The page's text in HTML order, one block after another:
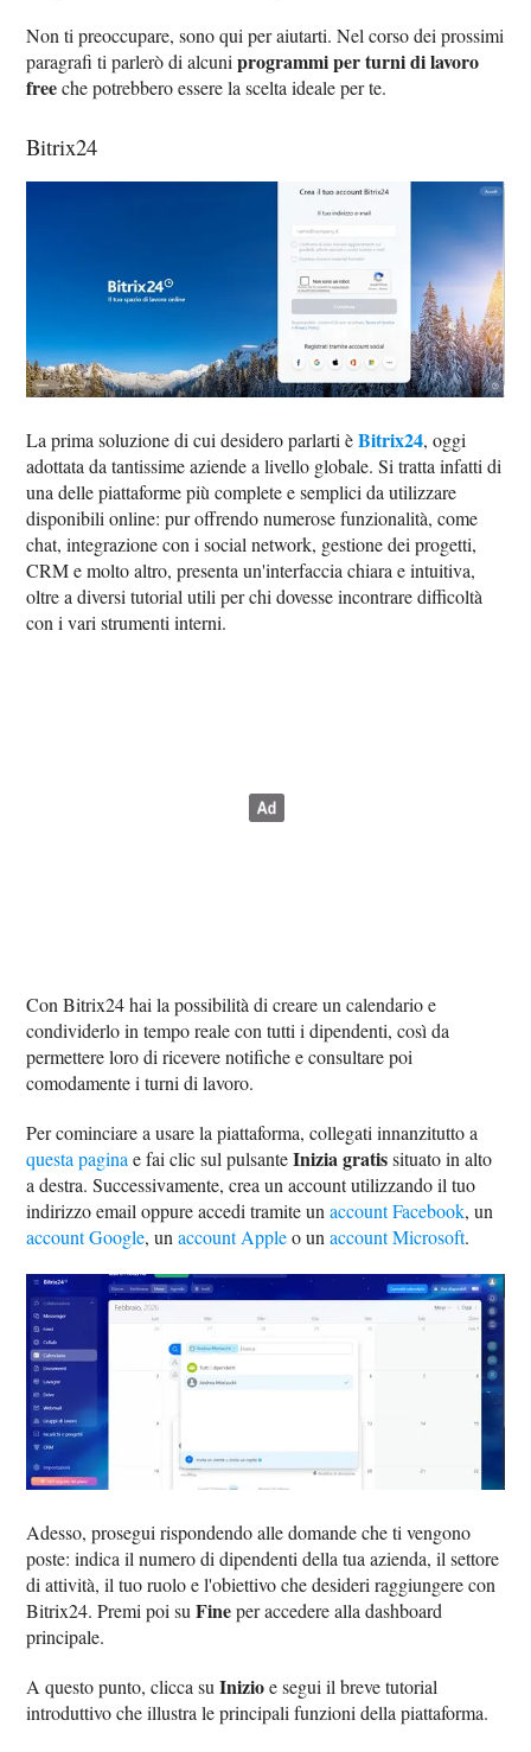
Non ti preoccupare, sono qui per aiutarti. Nel corso dei prossimi
paragrafi ti parlerò di alcuniprogrammi per turni di lavoro
freeche potrebbero essere la scelta ideale per te.
Bitrix24
La prima soluzione di cui desidero parlarti èBitrix24, oggi
adottata da tantissime aziende a livello globale. Si tratta infatti di
una delle piattaforme più complete e semplici da utilizzare
disponibili online: pur offrendo numerose funzionalità, come
chat, integrazione con i social network, gestione dei progetti,
CRM e molto altro, presenta un'interfaccia chiara e intuitiva,
oltre a diversi tutorial utili per chi dovesse incontrare difficoltà
con i vari strumenti interni.
Con Bitrix24 hai la possibilità di creare un calendario e
condividerlo in tempo reale con tutti i dipendenti, così da
permettere loro di ricevere notifiche e consultare poi
comodamente i turni di lavoro.
Per cominciare a usare la piattaforma, collegati innanzitutto a
questa pagina e fai clic sul pulsanteInizia gratissituato in alto
a destra. Successivamente, crea un account utilizzando il tuo
indirizzo email oppure accedi tramite unaccount Facebook, un
account Google, unaccount Appleo unaccount Microsoft.
Adesso, prosegui rispondendo alle domande che ti vengono
poste: indica il numero di dipendenti della tua azienda, il settore
di attività, il tuo ruolo e l'obiettivo che desideri raggiungere con
Bitrix24. Premi poi suFineper accedere alla dashboard
principale.
A questo punto, clicca suInizioe segui il breve tutorial
introduttivo che illustra le principali funzioni della piattaforma.